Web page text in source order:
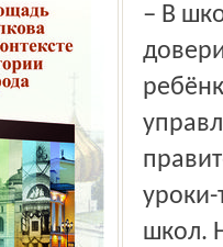
– В школах проводятся уроки по теме «Скажи телефону
школ.